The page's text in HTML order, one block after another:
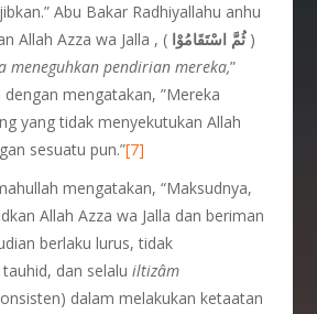
Abu Bakar Radhiyallahu anhu
Allah Azza wa Jalla , ( ثُمَّ اسْتَقَامُوْا)
meneguhkan pendirian mereka,”
dengan mengatakan, ”Mereka
yang tidak menyekutukan Allah
sesuatu pun.”[7]
mengatakan, “Maksudnya,
Allah Azza wa Jalla dan beriman
berlaku lurus, tidak
dan selaluiltizâm
dalam melakukan ketaatan